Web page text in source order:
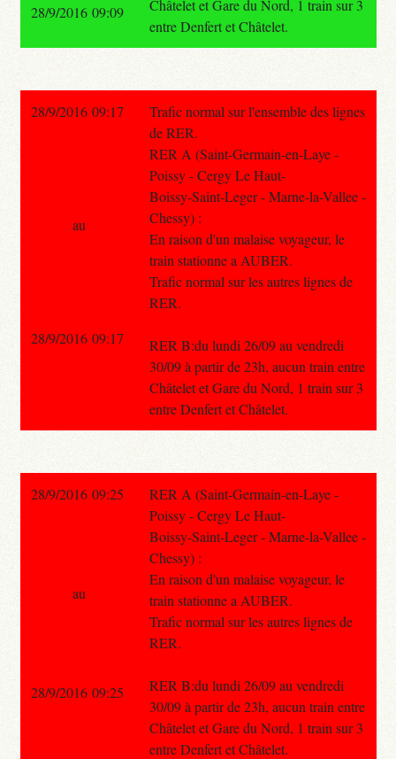
Châtelet et Gare du Nord, 1 train sur 3
entre Denfert et Châtelet.
28/9/2016 09:09
28/9/2016 09:17
Trafic normal sur l'ensemble des lignes
de RER.
RER A (Saint-Germain-en-Laye -
Poissy - Cergy Le Haut-
Boissy-Saint-Leger - Marne-la-Vallee -
Chessy) :
En raison d'un malaise voyageur, le
train stationne a AUBER.
Trafic normal sur les autres lignes de
RER.
RER B:du lundi 26/09 au vendredi
30/09 à partir de 23h, aucun train entre
Châtelet et Gare du Nord, 1 train sur 3
entre Denfert et Châtelet.
au
28/9/2016 09:17
28/9/2016 09:25
RER A (Saint-Germain-en-Laye -
Poissy - Cergy Le Haut-
Boissy-Saint-Leger - Marne-la-Vallee -
Chessy) :
En raison d'un malaise voyageur, le
train stationne a AUBER.
Trafic normal sur les autres lignes de
RER.
RER B:du lundi 26/09 au vendredi
30/09 à partir de 23h, aucun train entre
Châtelet et Gare du Nord, 1 train sur 3
entre Denfert et Châtelet.
au
28/9/2016 09:25